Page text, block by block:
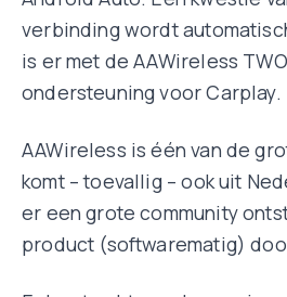
verbinding wordt
is er met de AAWireless
ondersteuning voor Carplay.
AAWireless is één van de
komt – toevallig – ook uit
er een grote community
product (softwarematig)